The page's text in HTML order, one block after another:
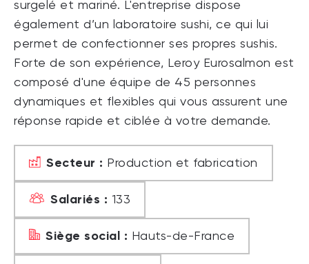
surgelé et mariné. L'entreprise dispose
également d’un laboratoire sushi, ce qui lui
permet de confectionner ses propres sushis.
Forte de son expérience, Leroy Eurosalmon est
composé d'une équipe de 45 personnes
dynamiques et flexibles qui vous assurent une
réponse rapide et ciblée à votre demande.
Secteur : Production et fabrication
Salariés : 133
Siège social : Hauts-de-France